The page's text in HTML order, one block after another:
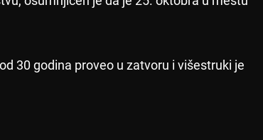
30 godina proveo u zatvoru i višestruki je